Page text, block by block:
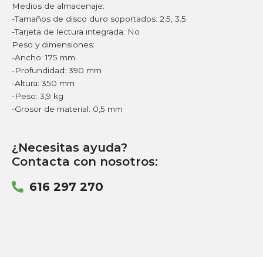
Medios de almacenaje:
-Tamaños de disco duro soportados: 2.5, 3.5
-Tarjeta de lectura integrada: No
Peso y dimensiones:
-Ancho: 175 mm
-Profundidad: 390 mm
-Altura: 350 mm
-Peso: 3,9 kg
-Grosor de material: 0,5 mm
¿Necesitas ayuda?
Contacta con nosotros:
616 297 270